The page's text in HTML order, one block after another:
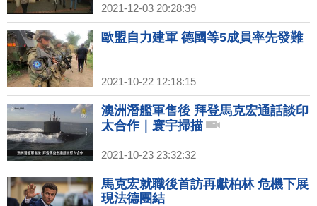
2021-12-03 20:28:39
歐盟自力建軍 德國等5成員率先發難
2021-10-22 12:18:15
澳洲潛艦軍售後 拜登馬克宏通話談印
太合作｜寰宇掃描
2021-10-23 23:32:32
馬克宏就職後首訪再獻柏林 危機下展
現法德團結